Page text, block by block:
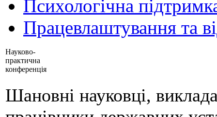
Психологічна
Працевлаштування та
Науково-
практична
конференція
Шановні науковці,